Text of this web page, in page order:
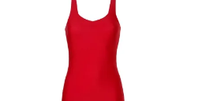
product
meerdere
variaties.